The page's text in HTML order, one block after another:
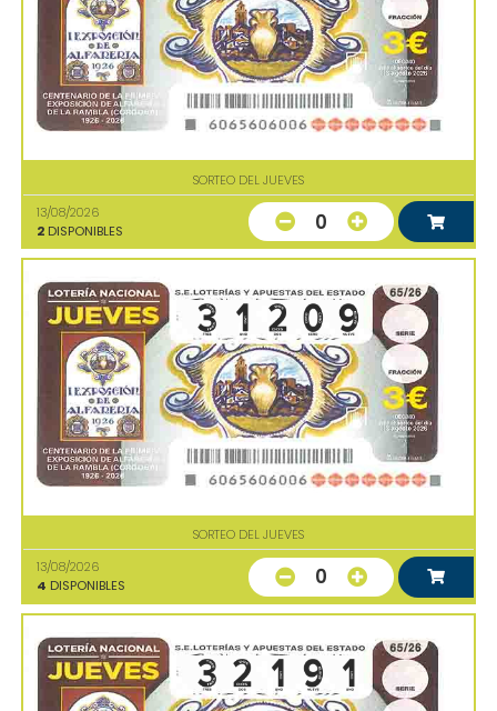
SORTEO DEL JUEVES
13/08/2026
2 DISPONIBLES 0
SORTEO DEL JUEVES
13/08/2026
4 DISPONIBLES 0